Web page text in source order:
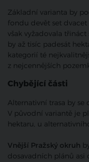
Základní varianta by
fondu devět set dvacet
však vyžadovala
by až tisíc padesát
kategorií té
z nejcennějších
Chybějící části
Alternativní trasa by
V původní variantě je
hektaru, u
Vnější Pražský okruh
dosavadních plánů asi